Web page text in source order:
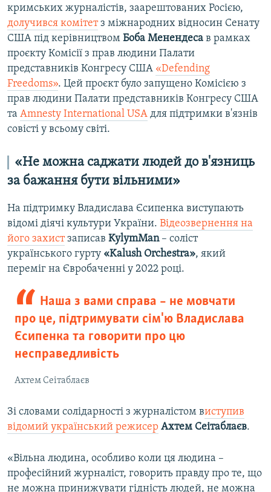
кримських журналістів, заарештованих Росією,
долучився комітетз міжнародних відносин Сенату
США під керівництвом Боба Менендеса в рамках
проєкту Комісії з прав людини Палати
представників Конгресу США «Defending
Freedoms». Цей проєкт було запущено Комісією з
прав людини Палати представників Конгресу США
та Amnesty International USA для підтримки в'язнів
совісті у всьому світі.
«Не можна саджати людей до в'язниць
за бажання бути вільними»
На підтримку Владислава Єсипенка виступають
відомі діячі культури України. Відеозвернення на
його захистзаписав KylymMan– соліст
українського гурту «Kalush Orchestra», який
переміг на Євробаченні у 2022 році.
Наша з вами справа – не мовчати
про це, підтримувати сім'ю Владислава
Єсипенка та говорити про цю
несправедливість
Ахтем Сеітаблаєв
Зі словами солідарності з журналістом виступив
відомий український режисер Ахтем Сеітаблаєв.
«Вільна людина, особливо коли ця людина –
професійний журналіст, говорить правду про те, що
не можна принижувати гідність людей, не можна